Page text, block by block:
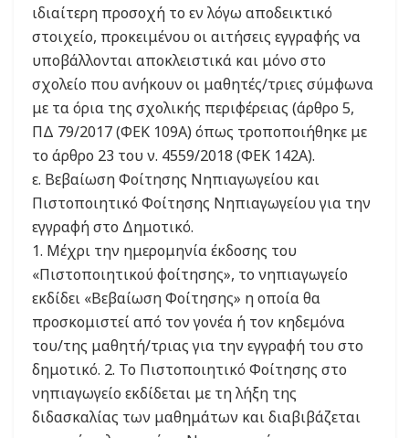
ιδιαίτερη προσοχή το εν λόγω αποδεικτικό
στοιχείο, προκειμένου οι αιτήσεις εγγραφής να
υποβάλλονται αποκλειστικά και μόνο στο
σχολείο που ανήκουν οι μαθητές/τριες σύμφωνα
με τα όρια της σχολικής περιφέρειας (άρθρο 5,
ΠΔ 79/2017 (ΦΕΚ 109Α) όπως τροποποιήθηκε με
το άρθρο 23 του ν. 4559/2018 (ΦΕΚ 142Α).
ε. Βεβαίωση Φοίτησης Νηπιαγωγείου και
Πιστοποιητικό Φοίτησης Νηπιαγωγείου για την
εγγραφή στο Δημοτικό.
1. Μέχρι την ημερομηνία έκδοσης του
«Πιστοποιητικού φοίτησης», το νηπιαγωγείο
εκδίδει «Βεβαίωση Φοίτησης» η οποία θα
προσκομιστεί από τον γονέα ή τον κηδεμόνα
του/της μαθητή/τριας για την εγγραφή του στο
δημοτικό. 2. Το Πιστοποιητικό Φοίτησης στο
νηπιαγωγείο εκδίδεται με τη λήξη της
διδασκαλίας των μαθημάτων και διαβιβάζεται